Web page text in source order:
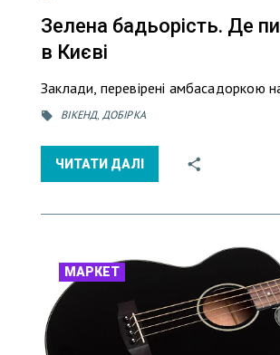
Зелена бадьорість. Де
в Києві
Заклади, перевірені амбасадоркою
ВІКЕНД, ДОБІРКА
ЧИТАТИ ДАЛІ
МАРКЕТ